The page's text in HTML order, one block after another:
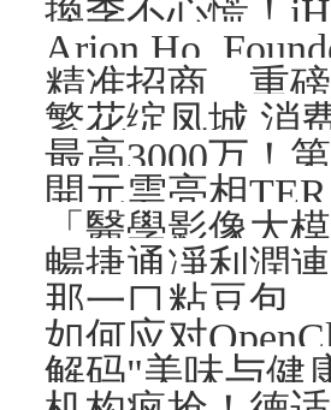
精准招商、重
繁花绽凤城 消
開元雲亮相
解码"美味与健